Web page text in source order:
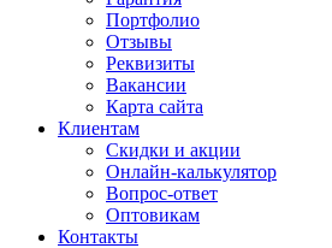
Портфолио
Отзывы
Реквизиты
Вакансии
Карта сайта
Клиентам
Скидки и акции
Онлайн-калькулятор
Вопрос-ответ
Оптовикам
Контакты